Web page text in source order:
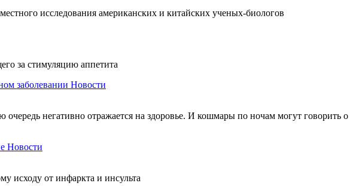
исследования американских и китайских ученых-биологов
за стимуляцию аппетита
заболевании Новости
негативно отражается на здоровье. И кошмары по ночам могут говорить о
Новости
исходу от инфаркта и инсульта